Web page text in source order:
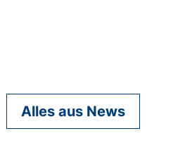
Alles aus News